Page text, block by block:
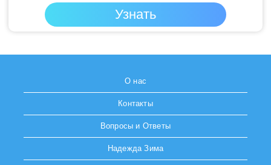
О нас
Контакты
Вопросы и Ответы
Надежда Зима